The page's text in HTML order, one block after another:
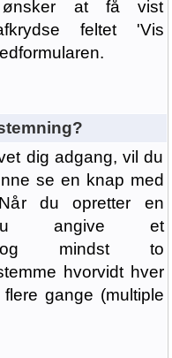
at få vist
feltet 'Vis
dig adgang, vil du
se en knap med
du opretter en
angive et
og mindst to
hvorvidt hver
gange (multiple